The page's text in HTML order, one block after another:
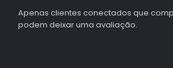
Apenas clientes conectados que
podem deixar uma avaliação.